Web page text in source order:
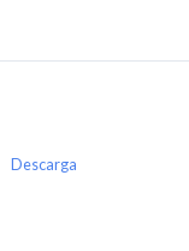
Descarga